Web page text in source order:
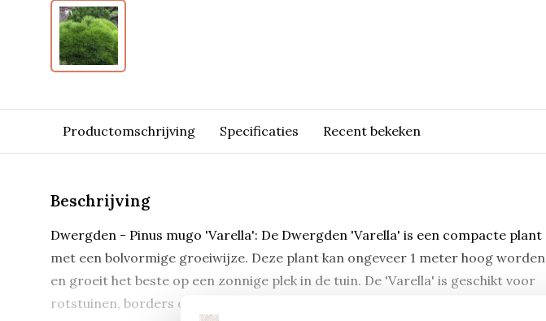
Productomschrijving Specificaties Recent bekeken
Beschrijving
Dwergden - Pinus mugo 'Varella': De Dwergden 'Varella' is een compacte plant
met een bolvormige groeiwijze. Deze plant kan ongeveer 1 meter hoog worden
en groeit het beste op een zonnige plek in de tuin. De 'Varella' is geschikt voor
rotstuinen, borders of als solitaire plant.